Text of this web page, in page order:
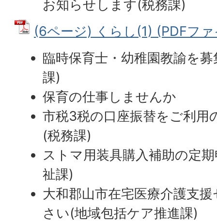
お知らせします(税務課)
(6ページ) くらし(1) (PDFフ
臨時保育士・幼稚園教諭を
課)
保育の仕事しませんか
市税3税の口座振替をご利用
(税務課)
ストマ用装具購入補助の定
祉課)
大和郡山市在宅医療介護支
さい(地域包括ケア推進課)